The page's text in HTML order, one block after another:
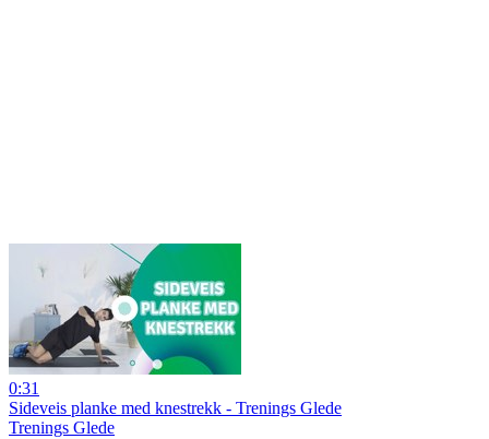
0:31
Sideveis planke med knestrekk - Trenings Glede
Trenings Glede